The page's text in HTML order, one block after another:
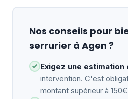
Nos conseils pour
serrurier à Agen ?
Exigez une estimation
intervention. C'est
montant supérieur à